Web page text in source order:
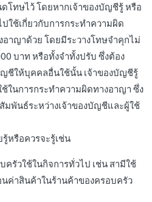
ทษไว้ โดยหากเจ้าของบัญชีรู้ หรือ
ใช้เกี่ยวกับการกระทำความผิด
าญาด้วย โดยมีระวางโทษจำคุกไม่
บาท หรือทั้งจำทั้งปรับ ซึ่งต้อง
ชีให้บุคคลอื่นใช้นั้น เจ้าของบัญชีรู้
ในการกระทำความผิดทางอาญา ซึ่ง
พันธ์ระหว่างเจ้าของบัญชีและผู้ใช้
หรือควรจะรู้เช่น
รัวใช้ในกิจการทั่วไป เช่น สามีใช้
ค่าสินค้าในร้านค้าของครอบครัว